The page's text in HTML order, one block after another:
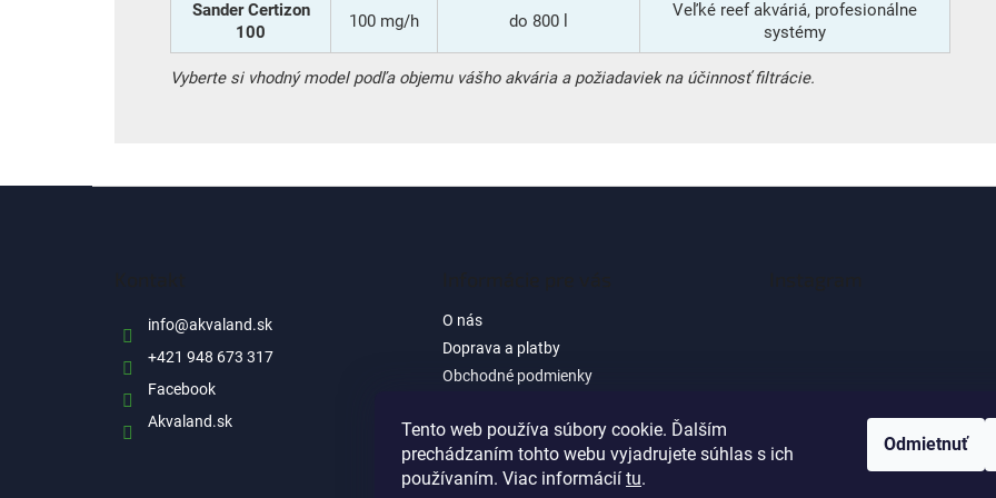
Tento web používa súbory cookie. Ďalším
prechádzaním tohto webu vyjadrujete súhlas s ich
používaním. Viac informácií tu.
Odmietnuť
Sander Certizon
100
100 mg/h do 800 l
Veľké reef akváriá, profesionálne
systémy
Vyberte si vhodný model podľa objemu vášho akvária a požiadaviek na účinnosť filtrácie.
info@akvaland.sk
+421 948 673 317
Facebook
Akvaland.sk
O nás
Doprava a platby
Obchodné podmienky
informácie pre zákazníkov e-shopu
Reklamačné podmienky
Sledovať na